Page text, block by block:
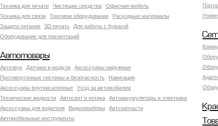
Техника для печати Чистящие средства
Офисная мебель
Техника для связи
Торговое оборудование
Расходные материалы
Защита питания
3D печать
Для работы с бумагой
Оборудование для презентаций
Автотовары
Автозвук Датчики и модули
Аксессуары наружные
Противоугонные системы и безопасность
Навигация
Аксесcуары внутрисалонные
Уход за автомобилем
Технические жидкости
Автосвет и оптика
Автоаккумуляторы и электрика
Аксессуары для водителя
Видеоприборы
Автозапчасти
Автомобильные инструменты